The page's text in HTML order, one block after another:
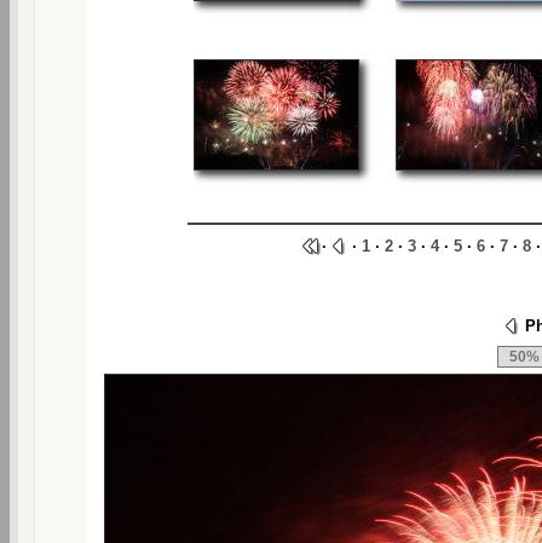
· · 1 · 2 · 3 · 4· 5 · 6 · 7 · 8